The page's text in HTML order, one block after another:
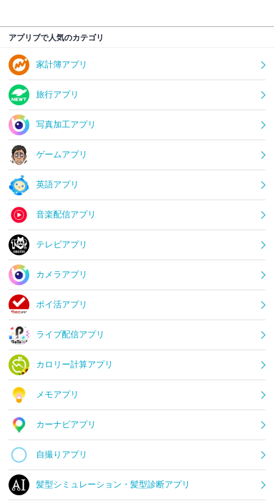
アプリブで人気のカテゴリ
家計簿アプリ
旅行アプリ
写真加工アプリ
ゲームアプリ
英語アプリ
音楽配信アプリ
テレビアプリ
カメラアプリ
ポイ活アプリ
ライブ配信アプリ
カロリー計算アプリ
メモアプリ
カーナビアプリ
自撮りアプリ
髪型シミュレーション・髪型診断アプリ